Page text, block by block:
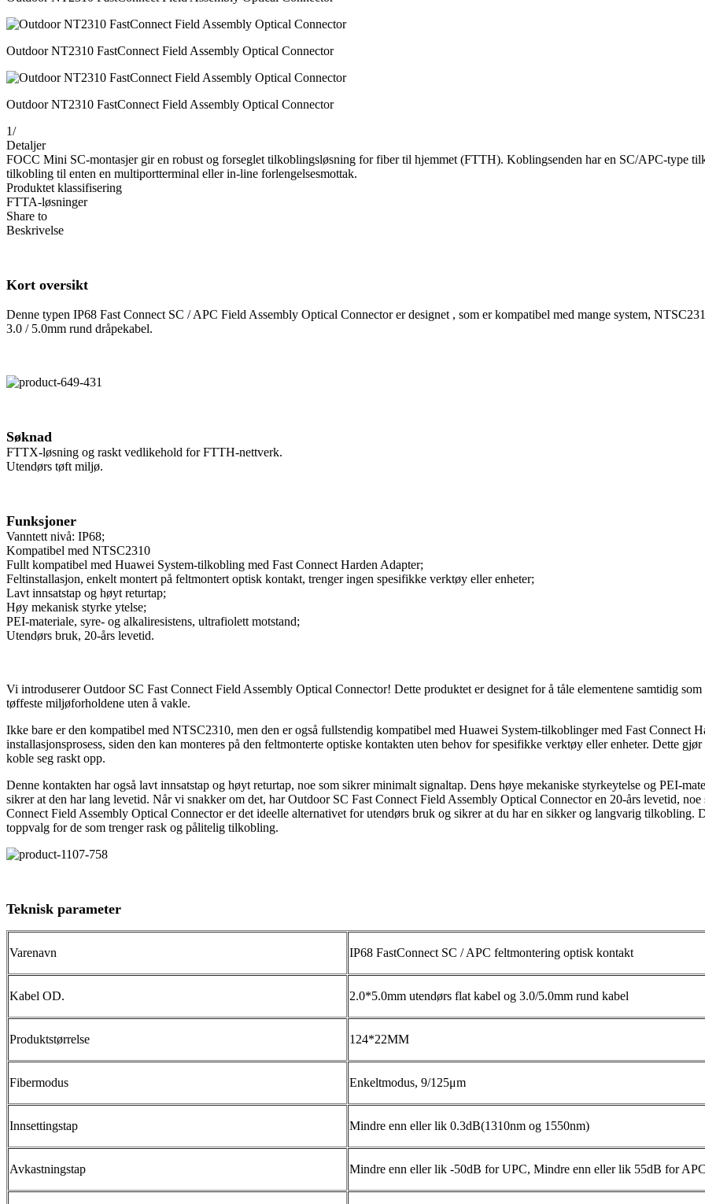
Outdoor NT2310 FastConnect Field Assembly Optical Connector
Outdoor NT2310 FastConnect Field Assembly Optical Connector
1/
Detaljer
FOCC Mini SC-montasjer gir en robust og forseglet tilkoblingsløsning for fiber til hjemmet (FTTH). Koblingsenden har en SC/APC-type
tilkobling til enten en multiportterminal eller in-line forlengelsesmottak.
Produktet klassifisering
FTTA-løsninger
Share to
Beskrivelse
Kort oversikt
Denne typen IP68 Fast Connect SC / APC Field Assembly Optical Connector er designet , som er kompatibel med mange system,
3.0 / 5.0mm rund dråpekabel.
Søknad
FTTX-løsning og raskt vedlikehold for FTTH-nettverk.
Utendørs tøft miljø.
Funksjoner
Vanntett nivå: IP68;
Kompatibel med NTSC2310
Fullt kompatibel med Huawei System-tilkobling med Fast Connect Harden Adapter;
Feltinstallasjon, enkelt montert på feltmontert optisk kontakt, trenger ingen spesifikke verktøy eller enheter;
Lavt innsatstap og høyt returtap;
Høy mekanisk styrke ytelse;
PEI-materiale, syre- og alkaliresistens, ultrafiolett motstand;
Utendørs bruk, 20-års levetid.
Vi introduserer Outdoor SC Fast Connect Field Assembly Optical Connector! Dette produktet er designet for å tåle elementene samtidig
tøffeste miljøforholdene uten å vakle.
Ikke bare er den kompatibel med NTSC2310, men den er også fullstendig kompatibel med Huawei System-tilkoblinger med Fast Connect
installasjonsprosess, siden den kan monteres på den feltmonterte optiske kontakten uten behov for spesifikke verktøy eller enheter. Dette
koble seg raskt opp.
Denne kontakten har også lavt innsatstap og høyt returtap, noe som sikrer minimalt signaltap. Dens høye mekaniske styrkeytelse og PEI-
sikrer at den har lang levetid. Når vi snakker om det, har Outdoor SC Fast Connect Field Assembly Optical Connector en 20-års levetid,
Connect Field Assembly Optical Connector er det ideelle alternativet for utendørs bruk og sikrer at du har en sikker og langvarig tilkobling.
toppvalg for de som trenger rask og pålitelig tilkobling.
Teknisk parameter
Varenavn IP68 FastConnect SC / APC feltmontering optisk kontakt
Kabel OD. 2.0*5.0mm utendørs flat kabel og 3.0/5.0mm rund kabel
Produktstørrelse 124*22MM
Fibermodus Enkeltmodus, 9/125μm
Innsettingstap Mindre enn eller lik 0.3dB(1310nm og 1550nm)
Avkastningstap Mindre enn eller lik -50dB for UPC, Mindre enn eller lik 55dB for